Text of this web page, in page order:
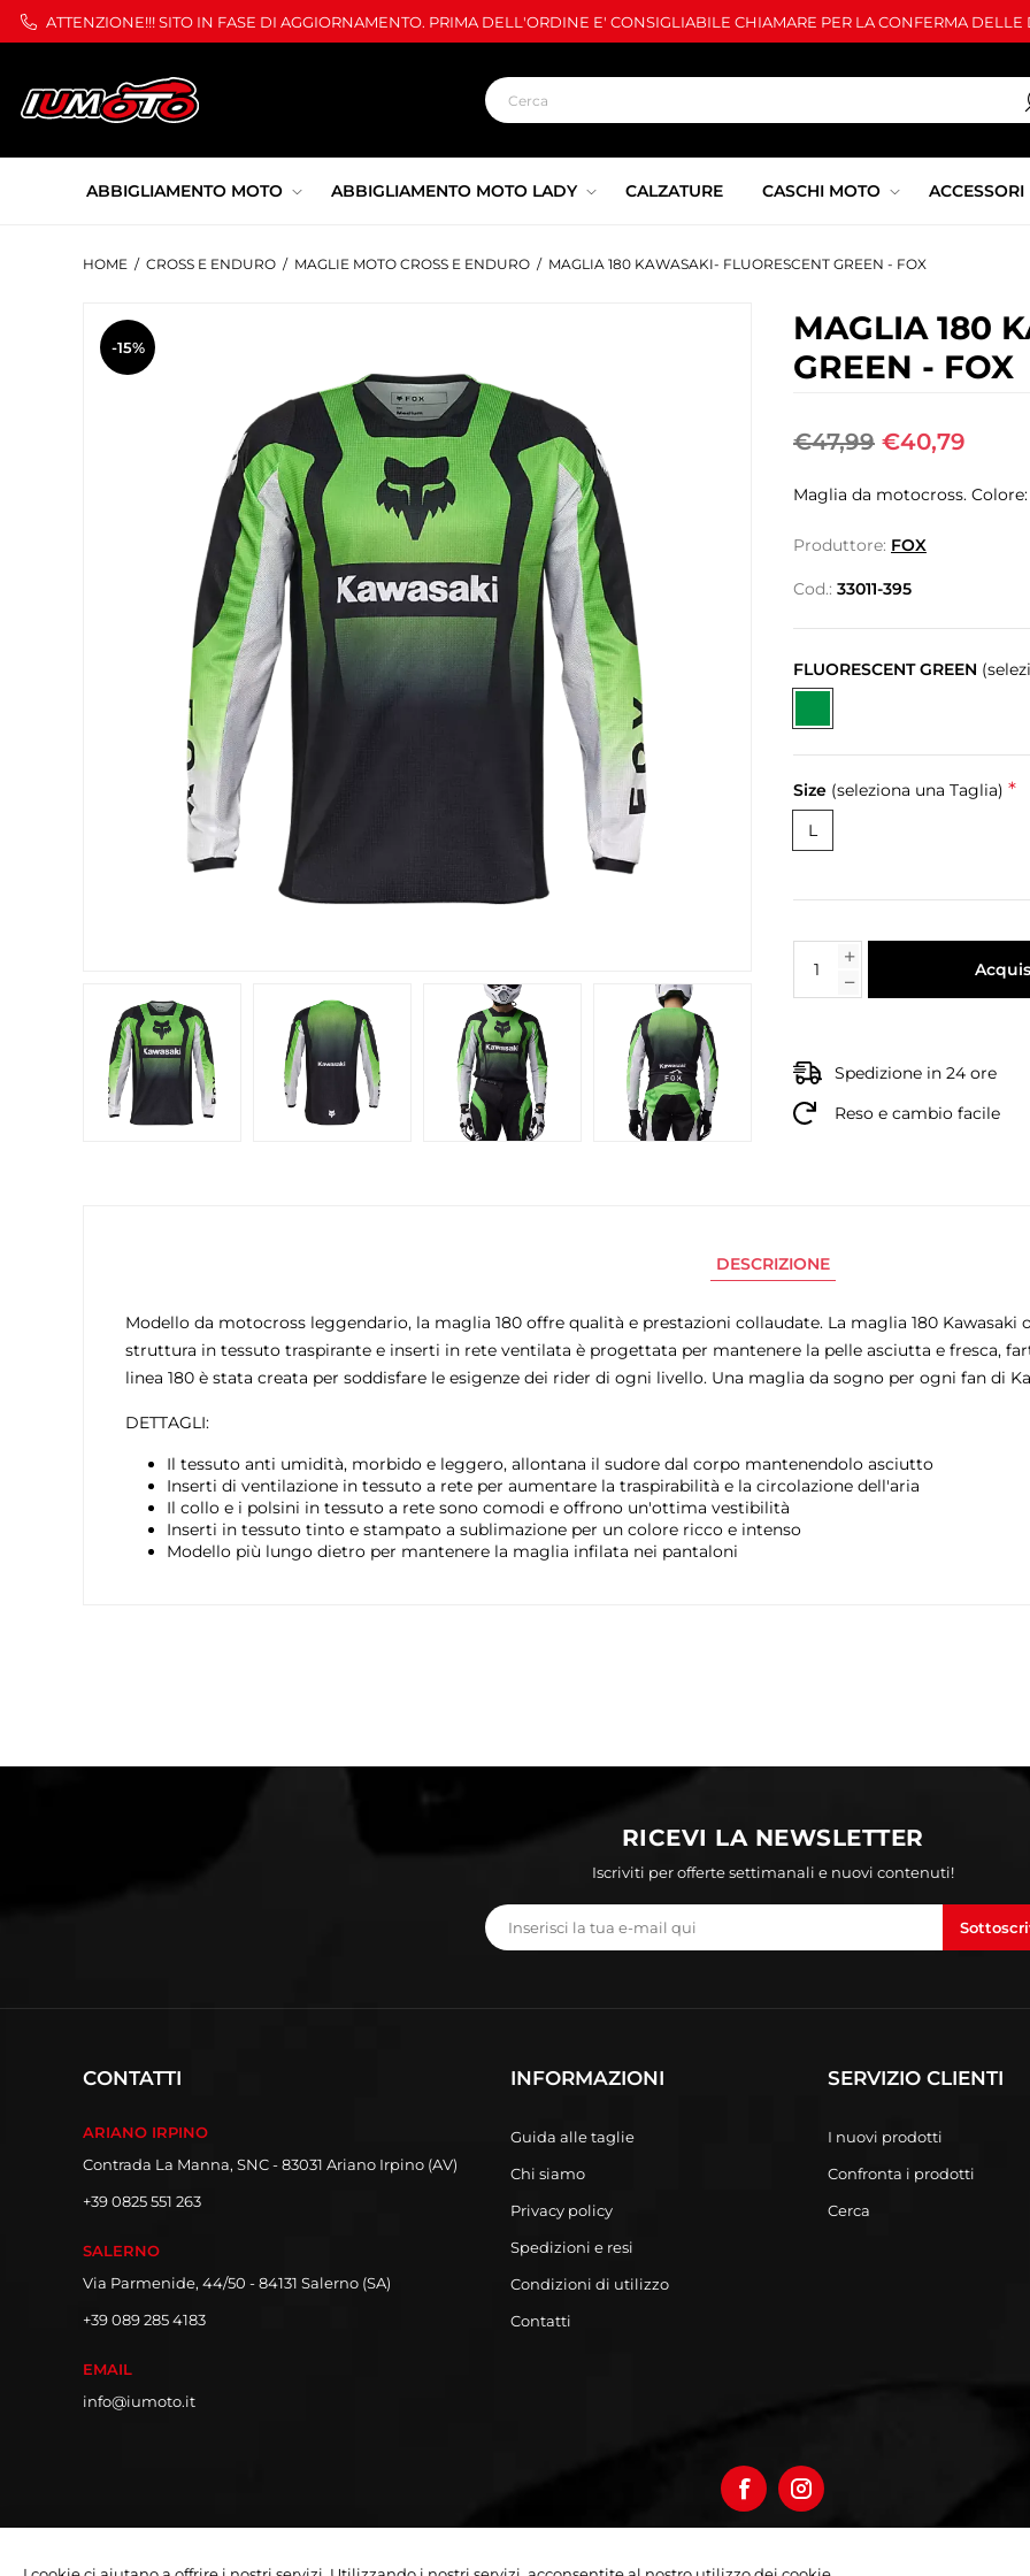
ATTENZIONE!!! SITO IN FASE DI AGGIORNAMENTO. PRIMA DELL'ORDINE E' CONSIGLIABILE CHIAMARE PER LA CONFERMA
ABBIGLIAMENTO MOTO ABBIGLIAMENTO MOTO LADY CALZATURE CASCHI MOTO
HOME / CROSS E ENDURO / MAGLIE MOTO CROSS E ENDURO / MAGLIA 180 KAWASAKI- FLUORESCENT GREEN - FOX
-15%
MAGLIA 180
GREEN - FOX
€47,99 €40,79
Maglia da motocross.
Produttore: FOX
Cod.: 33011-395
FLUORESCENT GREEN
Size (seleziona una Taglia) *
L
Spedizione in 24 ore
Reso e cambio facile
DESCRIZIONE
Modello da motocross leggendario, la maglia 180 offre qualità e prestazioni collaudate. La maglia 180
struttura in tessuto traspirante e inserti in rete ventilata è progettata per mantenere la pelle asciutta e fresca,
linea 180 è stata creata per soddisfare le esigenze dei rider di ogni livello. Una maglia da sogno per ogni fan di
DETTAGLI:
Il tessuto anti umidità, morbido e leggero, allontana il sudore dal corpo mantenendolo asciutto
Inserti di ventilazione in tessuto a rete per aumentare la traspirabilità e la circolazione dell'aria
Il collo e i polsini in tessuto a rete sono comodi e offrono un'ottima vestibilità
Inserti in tessuto tinto e stampato a sublimazione per un colore ricco e intenso
Modello più lungo dietro per mantenere la maglia infilata nei pantaloni
RICEVI LA NEWSLETTER
Iscriviti per offerte settimanali e nuovi contenuti!
CONTATTI
ARIANO IRPINO
Contrada La Manna, SNC - 83031 Ariano Irpino (AV)
+39 0825 551 263
SALERNO
Via Parmenide, 44/50 - 84131 Salerno (SA)
+39 089 285 4183
EMAIL
info@iumoto.it
INFORMAZIONI
Guida alle taglie
Chi siamo
Privacy policy
Spedizioni e resi
Condizioni di utilizzo
Contatti
SERVIZIO CLIENTI
I nuovi prodotti
Confronta i prodotti
Cerca